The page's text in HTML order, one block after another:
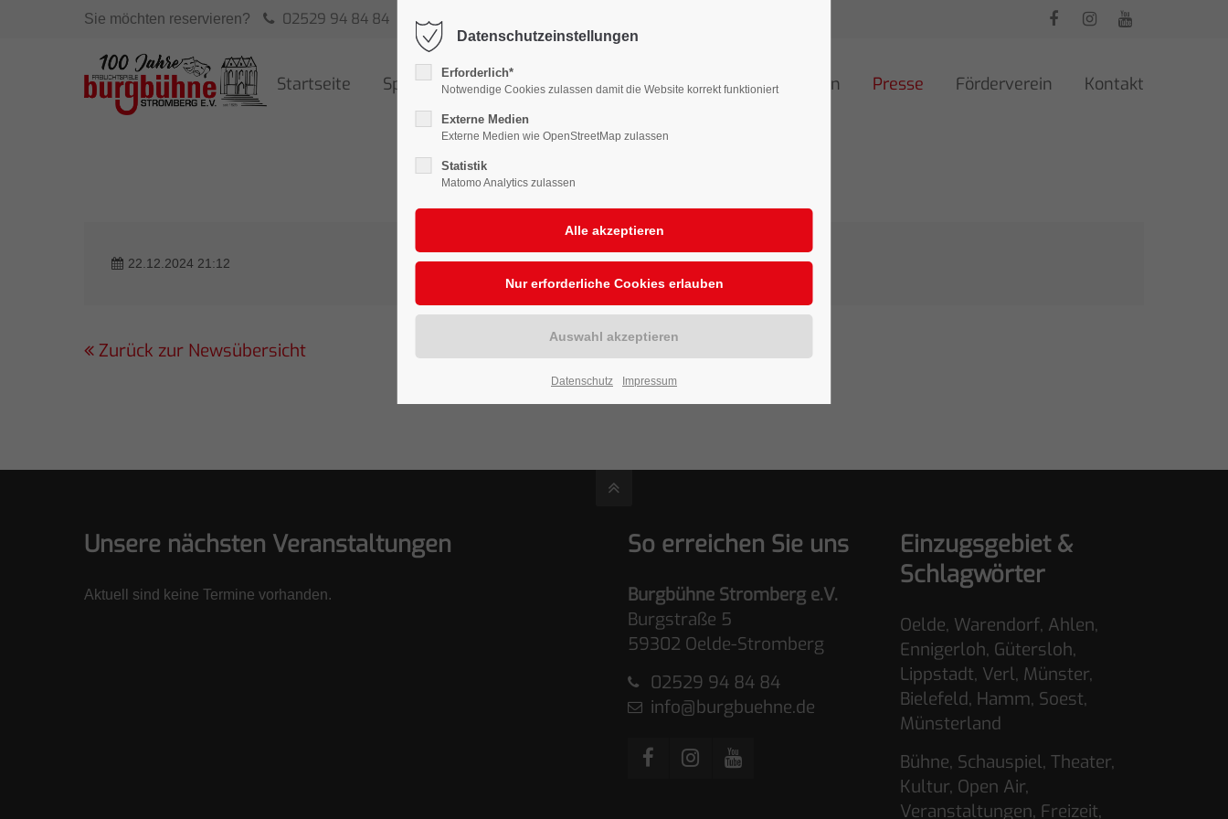
Sie möchten reservieren? 02529 94 84 84
Startseite Spielplan Kartenservice Unsere Bühne Sponsoren Presse Förderverein Kontakt
22.12.2024 21:12
Zurück zur Newsübersicht
Unsere nächsten Veranstaltungen
Aktuell sind keine Termine vorhanden.
So erreichen Sie uns
Burgbühne Stromberg e.V.
Burgstraße 5
59302 Oelde-Stromberg
02529 94 84 84
info@burgbuehne.de
Einzugsgebiet &
Schlagwörter
Oelde, Warendorf, Ahlen,
Ennigerloh, Gütersloh,
Lippstadt, Verl, Münster,
Bielefeld, Hamm, Soest,
Münsterland
Bühne, Schauspiel, Theater,
Kultur, Open Air,
Veranstaltungen, Freizeit,
Datenschutzeinstellungen
Erforderlich*
Notwendige Cookies zulassen damit die Website korrekt funktioniert
Externe Medien
Externe Medien wie OpenStreetMap zulassen
Statistik
Matomo Analytics zulassen
Datenschutz Impressum